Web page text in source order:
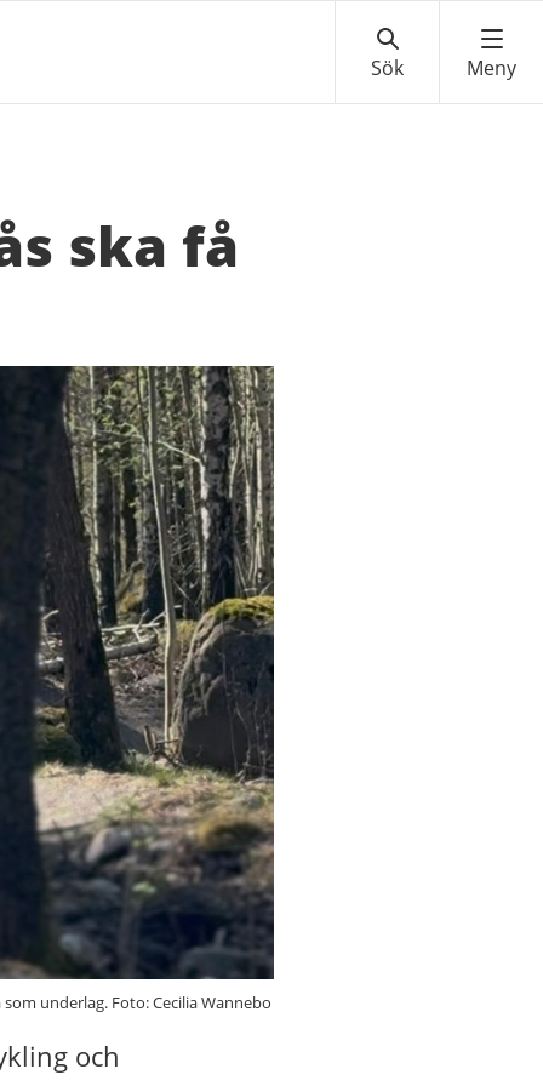
ska få
underlag. Foto: Cecilia Wannebo
och